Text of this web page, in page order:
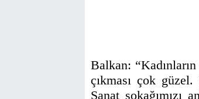
Balkan:
çıkması çok
Sanat sokağımızı